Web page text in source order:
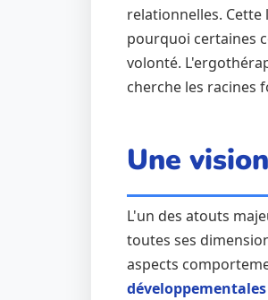
relationnelles.
pourquoi certaines
volonté.
cherche les racines
Une
L'un des atouts
toutes ses
aspects
développementales